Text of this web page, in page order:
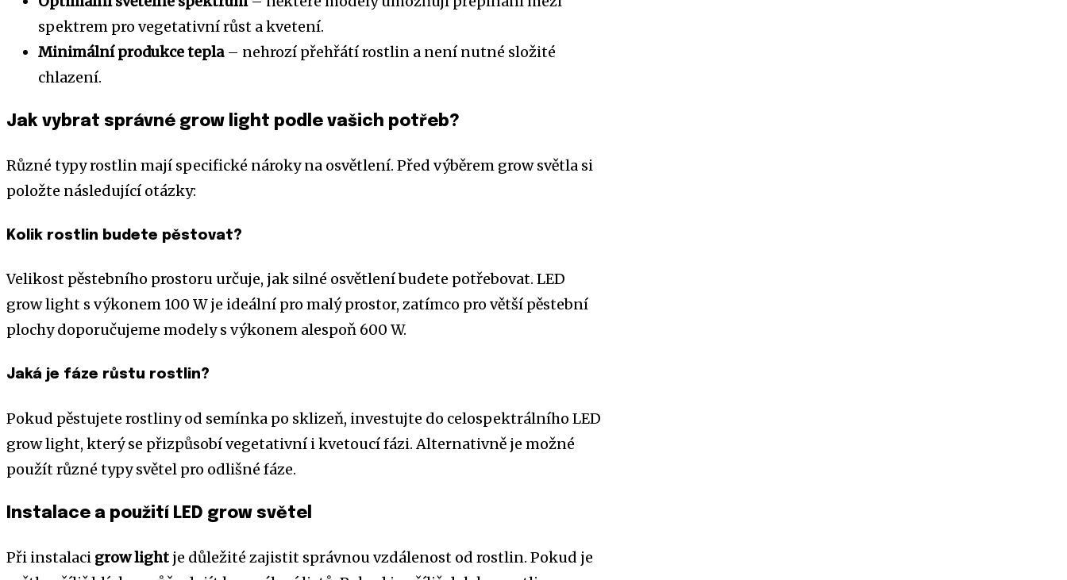
spektrem pro vegetativní růst a kvetení.
Minimální produkce tepla– nehrozí přehřátí rostlin a není nutné složité
chlazení.
Jak vybrat správné grow light podle vašich potřeb?
Různé typy rostlin mají specifické nároky na osvětlení. Před výběrem grow světla si
položte následující otázky:
Kolik rostlin budete pěstovat?
Velikost pěstebního prostoru určuje, jak silné osvětlení budete potřebovat. LED
grow light s výkonem 100 W je ideální pro malý prostor, zatímco pro větší pěstební
plochy doporučujeme modely s výkonem alespoň 600 W.
Jaká je fáze růstu rostlin?
Pokud pěstujete rostliny od semínka po sklizeň, investujte do celospektrálního LED
grow light, který se přizpůsobí vegetativní i kvetoucí fázi. Alternativně je možné
použít různé typy světel pro odlišné fáze.
Instalace a použití LED grow světel
Při instalaci grow light je důležité zajistit správnou vzdálenost od rostlin. Pokud je